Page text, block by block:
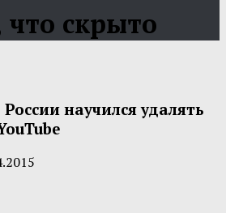
что скрыто
научился удалять